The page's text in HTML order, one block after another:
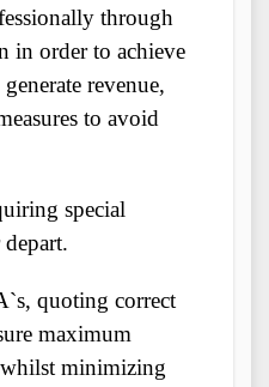
through
in order to achieve
revenue,
to avoid
special
quoting correct
maximum
whilst minimizing